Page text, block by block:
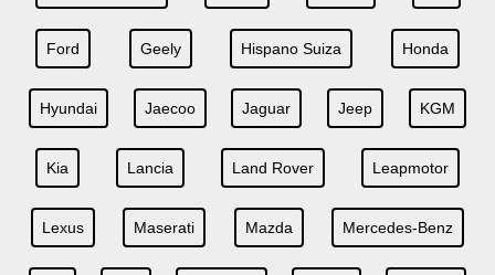
Ford Geely Hispano Suiza Honda
Hyundai Jaecoo Jaguar Jeep KGM
Kia Lancia Land Rover Leapmotor
Lexus Maserati Mazda Mercedes-Benz